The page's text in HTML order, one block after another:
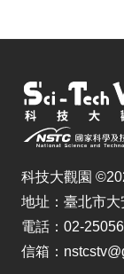
科技大觀園
地址：臺北市
電話：02-
信箱：